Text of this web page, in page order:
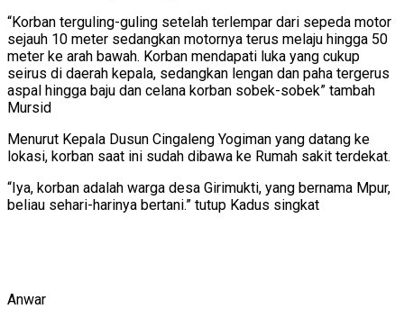
“Korban terguling-guling setelah terlempar dari sepeda motor
sejauh 10 meter sedangkan motornya terus melaju hingga 50
meter ke arah bawah. Korban mendapati luka yang cukup
seirus di daerah kepala, sedangkan lengan dan paha tergerus
aspal hingga baju dan celana korban sobek-sobek” tambah
Mursid
Menurut Kepala Dusun Cingaleng Yogiman yang datang ke
lokasi, korban saat ini sudah dibawa ke Rumah sakit terdekat.
“Iya, korban adalah warga desa Girimukti, yang bernama Mpur,
beliau sehari-harinya bertani.” tutup Kadus singkat
Anwar